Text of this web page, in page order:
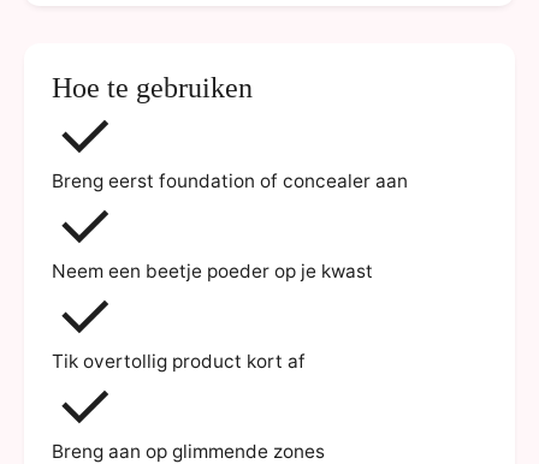
Hoe te gebruiken
Breng eerst foundation of concealer aan
Neem een beetje poeder op je kwast
Tik overtollig product kort af
Breng aan op glimmende zones